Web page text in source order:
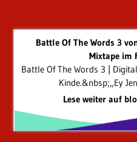
Battle Of The Words 3
Mixtape im
Battle Of The Words 3 |
Kinde.&nbsp;„Ey
Lese weiter auf